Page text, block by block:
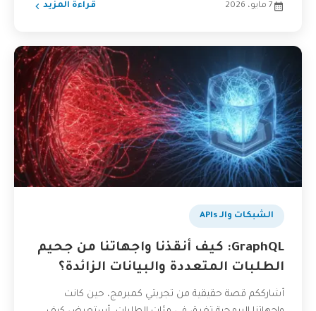
7 مايو، 2026 قراءة المزيد
الشبكات والـ APIs
GraphQL: كيف أنقذنا واجهاتنا من جحيم
الطلبات المتعددة والبيانات الزائدة؟
أشارككم قصة حقيقية من تجربتي كمبرمج، حين كانت